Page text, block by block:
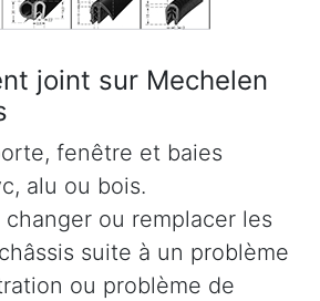
joint sur Mechelen
fenêtre et baies
alu ou bois.
ou remplacer les
suite à un problème
ou problème de